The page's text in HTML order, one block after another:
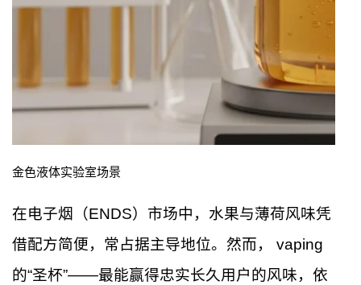
金色液体实验室场景
在电子烟（ENDS）市场中，水果与薄荷风味凭
借配方简便，常占据主导地位。然而， vaping
的“圣杯”——最能赢得忠实长久用户的风味，依